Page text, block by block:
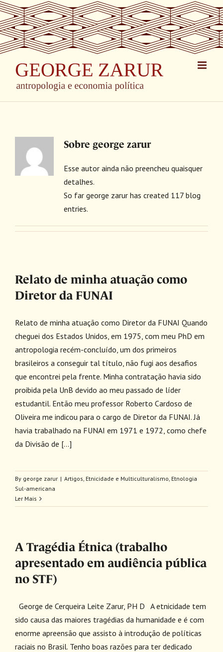
Skip
to
content
Sobre george zarur
Esse autor ainda não preencheu quaisquer
detalhes.
So far george zarur has created 117 blog
entries.
Relato de minha atuação como
Diretor da FUNAI
Relato de minha atuação como Diretor da FUNAI Quando
cheguei dos Estados Unidos, em 1975, com meu PhD em
antropologia recém-concluído, um dos primeiros
brasileiros a conseguir tal título, não fugi aos desafios
que encontrei pela frente. Minha contratação havia sido
proibida pela UnB devido ao meu passado de líder
estudantil. Então meu professor Roberto Cardoso de
Oliveira me indicou para o cargo de Diretor da FUNAI. Já
havia trabalhado na FUNAI em 1971 e 1972, como chefe
da Divisão de [...]
By george zarur | Artigos, Etnicidade e Multiculturalismo, Etnologia
Sul-americana
Ler Mais
A Tragédia Étnica (trabalho
apresentado em audiência pública
no STF)
George de Cerqueira Leite Zarur, PH D A etnicidade tem
sido causa das maiores tragédias da humanidade e é com
enorme apreensão que assisto à introdução de políticas
raciais no Brasil. Tenho boas razões para ter dedicado